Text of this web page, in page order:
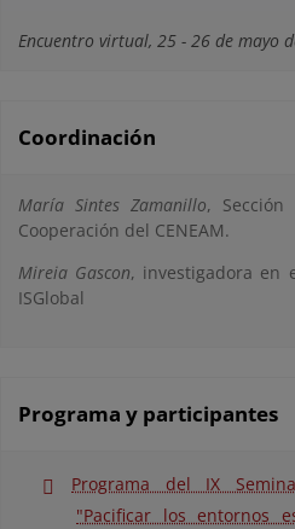
Encuentro virtual, 25 - 26 de mayo
Coordinación
María Sintes Zamanillo, Sección
Cooperación del CENEAM.
Mireia Gascon, investigadora en
ISGlobal
Programa y participantes
Programa del IX
"Pacificar los entornos